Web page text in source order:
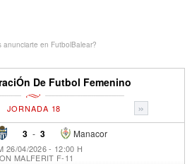
anunciarte en FutbolBalear?
De Futbol Femenino
»
JORNADA 18
3 - Manacor
3
26/04/2026 - 12:00 H
MALFERIT F-11